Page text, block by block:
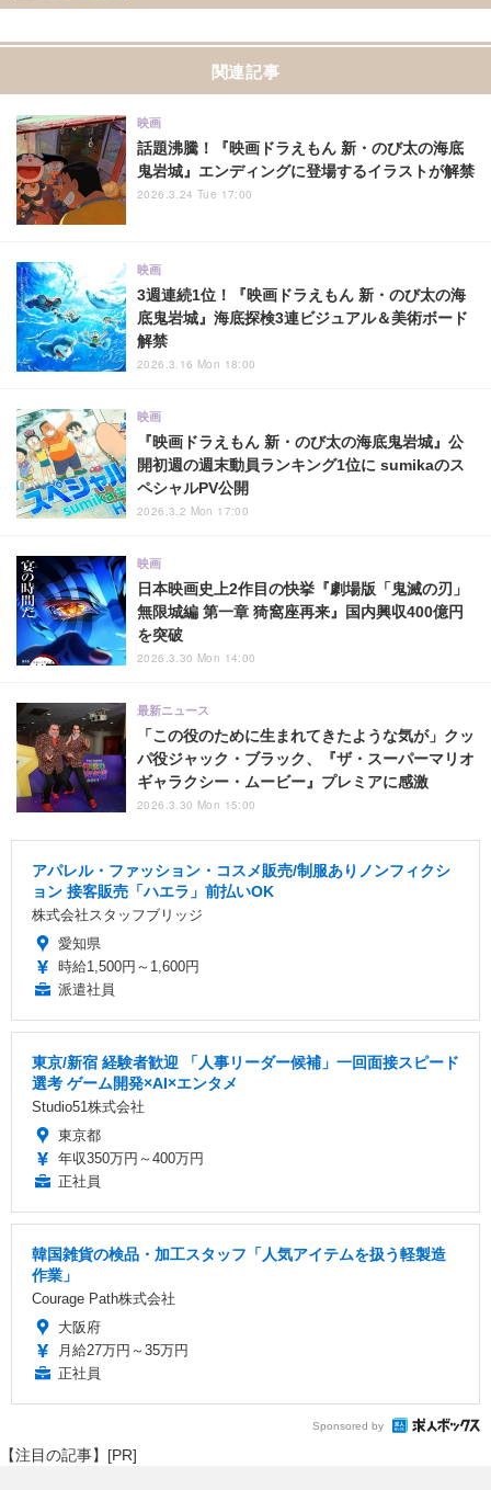
関連記事
話題沸騰！『映画ドラえもん 新・のび太の海底
鬼岩城』エンディングに登場するイラストが解禁
映画
2026.3.24 Tue 17:00
3週連続1位！『映画ドラえもん 新・のび太の海
底鬼岩城』海底探検3連ビジュアル＆美術ボード
解禁
映画
2026.3.16 Mon 18:00
『映画ドラえもん 新・のび太の海底鬼岩城』公
開初週の週末動員ランキング1位に sumikaのス
ペシャルPV公開
映画
2026.3.2 Mon 17:00
日本映画史上2作目の快挙『劇場版「鬼滅の刃」
無限城編 第一章 猗窩座再来』国内興収400億円
を突破
映画
2026.3.30 Mon 14:00
「この役のために生まれてきたような気が」クッ
パ役ジャック・ブラック、『ザ・スーパーマリオ
ギャラクシー・ムービー』プレミアに感激
最新ニュース
2026.3.30 Mon 15:00
アパレル・ファッション・コスメ販売/制服ありノンフィクシ
ョン 接客販売「ハエラ」前払いOK
株式会社スタッフブリッジ
愛知県
時給1,500円～1,600円
派遣社員
東京/新宿 経験者歓迎 「人事リーダー候補」一回面接スピード
選考 ゲーム開発×AI×エンタメ
Studio51株式会社
東京都
年収350万円～400万円
正社員
韓国雑貨の検品・加工スタッフ「人気アイテムを扱う軽製造
作業」
Courage Path株式会社
大阪府
月給27万円～35万円
正社員
Sponsored by
【注目の記事】[PR]